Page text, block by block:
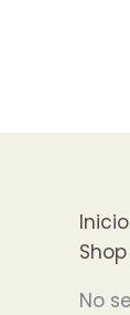
Inicio
Shop
No